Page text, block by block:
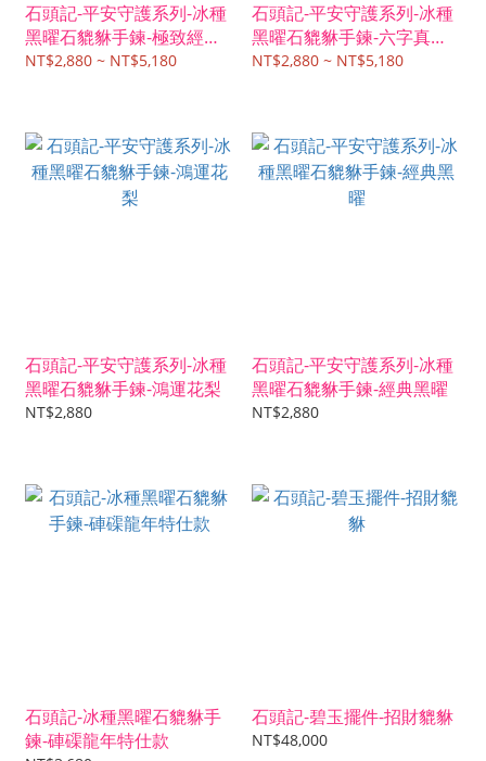
石頭記-平安守護系列-冰種
黑曜石貔貅手鍊-極致經典
(兩款式選)
NT$2,880 ~ NT$5,180
石頭記-平安守護系列-冰種
黑曜石貔貅手鍊-六字真言
(兩款式選)
NT$2,880 ~ NT$5,180
石頭記-平安守護系列-冰種
黑曜石貔貅手鍊-鴻運花梨
NT$2,880
石頭記-平安守護系列-冰種
黑曜石貔貅手鍊-經典黑曜
NT$2,880
石頭記-冰種黑曜石貔貅手
鍊-硨磲龍年特仕款
石頭記-碧玉擺件-招財貔貅
NT$48,000